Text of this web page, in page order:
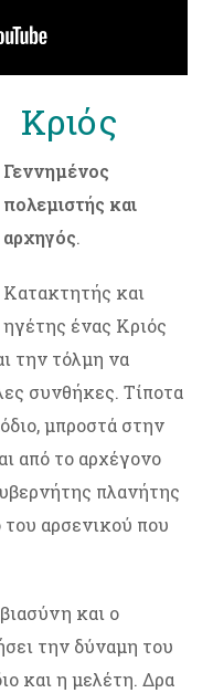
Κριός
Γεννημένος
πολεμιστής και
αρχηγός.
Κατακτητής και
ηγέτης ένας Κριός
την τόλμη να
συνθήκες. Τίποτα
μπροστά στην
από το αρχέγονο
πλανήτης
του αρσενικού που
και ο
την δύναμη του
και η μελέτη. Δρα